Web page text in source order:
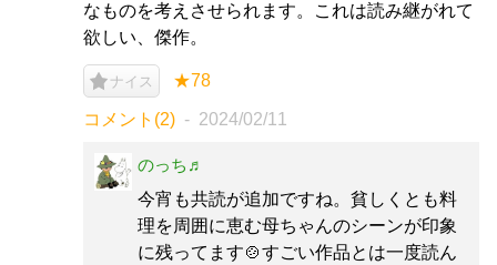
なものを考えさせられます。これは読み継がれて
欲しい、傑作。
ナイス ★78
コメント(2) 2024/02/11
のっち♬
今宵も共読が追加ですね。貧しくとも料
理を周囲に恵む母ちゃんのシーンが印象
に残ってます🍲すごい作品とは一度読ん